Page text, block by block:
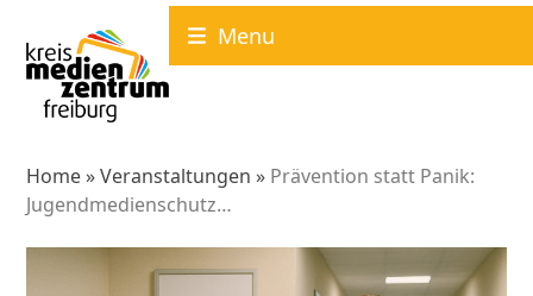
content
Menu
Home»Veranstaltungen » Prävention statt Panik:
Jugendmedienschutz…